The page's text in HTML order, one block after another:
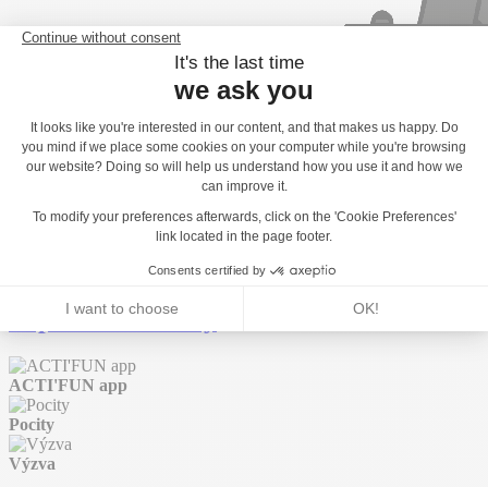
3 športové aktivity
3 športové aktivity
ACTI'FUN app
Pocity
Výzva